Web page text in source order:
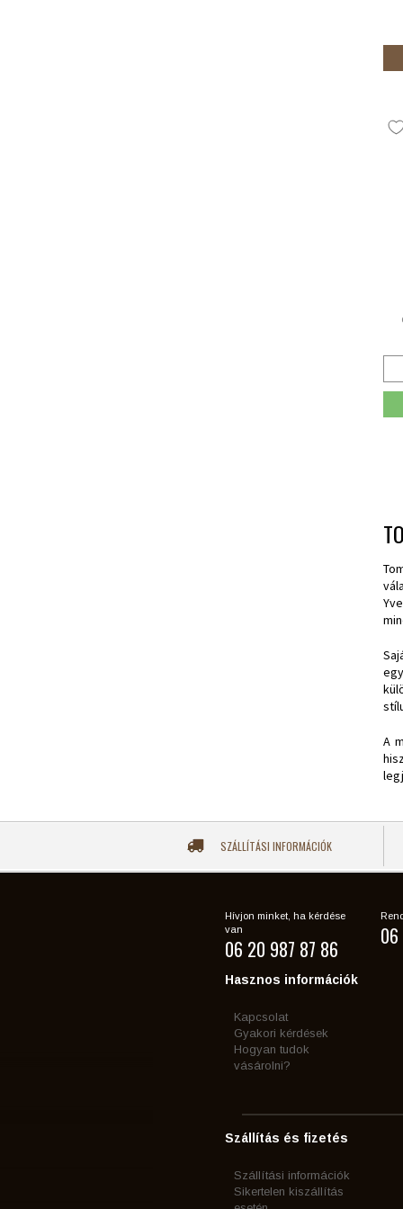
A
SZÁLLÍTÁSI INFORMÁCIÓK
Hívjon minket, ha kérdése
van
06 20 987 87 86
Hasznos információk
Kapcsolat
Gyakori kérdések
Hogyan tudok
vásárolni?
Szállítás és fizetés
Szállítási információk
Sikertelen kiszállítás